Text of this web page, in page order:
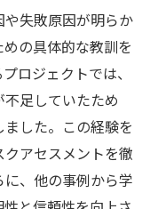
制
の重要性
ョンの維持
入効果
と適応力
失敗原因が明らか
の具体的な教訓を
ロジェクトでは、
足していたため
した。この経験を
アセスメントを徹
、他の事例から学